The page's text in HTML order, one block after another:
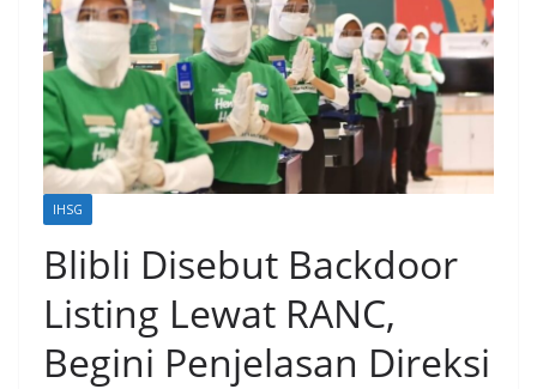
IHSG
Blibli Disebut Backdoor
Listing Lewat RANC,
Begini Penjelasan Direksi